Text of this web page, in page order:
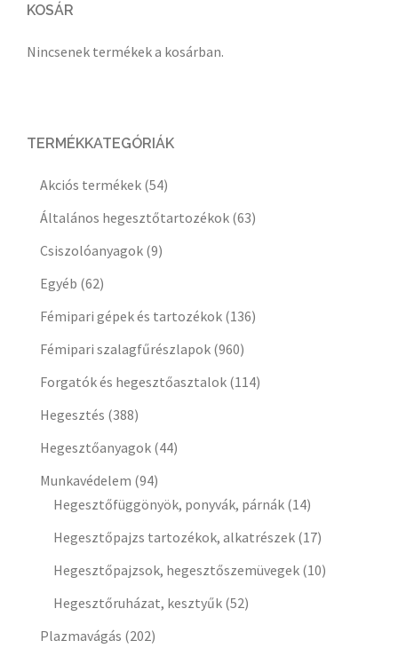
KOSÁR
Nincsenek termékek a kosárban.
TERMÉKKATEGÓRIÁK
Akciós termékek (54)
Általános hegesztőtartozékok (63)
Csiszolóanyagok (9)
Egyéb (62)
Fémipari gépek és tartozékok (136)
Fémipari szalagfűrészlapok (960)
Forgatók és hegesztőasztalok (114)
Hegesztés (388)
Hegesztőanyagok (44)
Munkavédelem (94)
Hegesztőfüggönyök, ponyvák, párnák (14)
Hegesztőpajzs tartozékok, alkatrészek (17)
Hegesztőpajzsok, hegesztőszemüvegek (10)
Hegesztőruházat, kesztyűk (52)
Plazmavágás (202)